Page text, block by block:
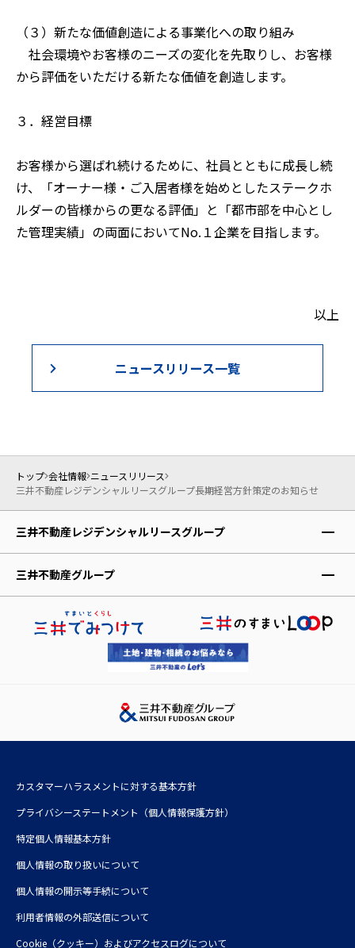
（３）新たな価値創造による事業化への取り組み
社会環境やお客様のニーズの変化を先取りし、お客様
から評価をいただける新たな価値を創造します。
３．経営目標
お客様から選ばれ続けるために、社員とともに成長し続
け、「オーナー様・ご入居者様を始めとしたステークホ
ルダーの皆様からの更なる評価」と「都市部を中心とし
た管理実績」の両面においてNo.１企業を目指します。
以上
ニュースリリース一覧
トップ 会社情報 ニュースリリース
三井不動産レジデンシャルリースグループ長期経営方針策定のお知らせ
三井不動産レジデンシャルリースグループ
レジデントファースト株式会社
株式会社アコモデーションファースト
レジデントアシスタンス株式会社
レジデントインシュアランス少額短期保険株式会社
三井不動産グループ
三井不動産株式会社
三井不動産レジデンシャル株式会社
三井不動産リアルティ株式会社
三井デザインテック株式会社
三井不動産レジデンシャルサービス株式会社
カスタマーハラスメントに対する基本方針
プライバシーステートメント（個人情報保護方針）
特定個人情報基本方針
個人情報の取り扱いについて
個人情報の開示等手続について
利⽤者情報の外部送信について
Cookie（クッキー）およびアクセスログについて